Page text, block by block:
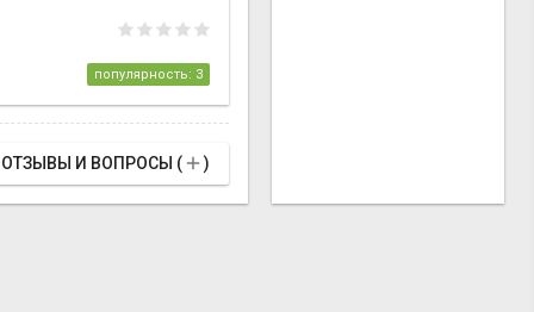
популярность: 3
И ВОПРОСЫ ()